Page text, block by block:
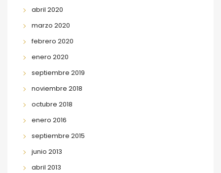
abril 2020
marzo 2020
febrero 2020
enero 2020
septiembre 2019
noviembre 2018
octubre 2018
enero 2016
septiembre 2015
junio 2013
abril 2013